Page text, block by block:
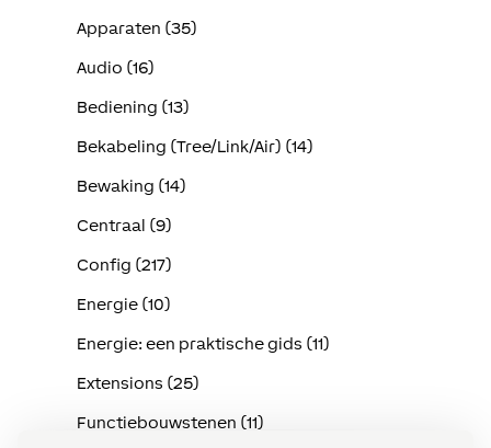
Apparaten (35)
Audio (16)
Bediening (13)
Bekabeling (Tree/Link/Air) (14)
Bewaking (14)
Centraal (9)
Config (217)
Energie (10)
Energie: een praktische gids (11)
Extensions (25)
Functiebouwstenen (11)